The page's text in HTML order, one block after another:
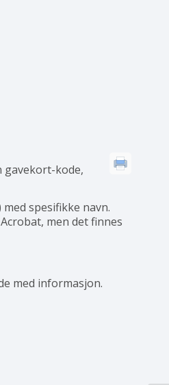
gavekort-kode,
spesifikke navn.
men det finnes
med informasjon.